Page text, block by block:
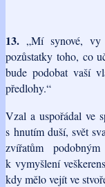
13. „Mí synové,
pozůstatky toho, co
bude podobat vaší
předlohy.“
Vzal a uspořádal ve
s hnutím duší, svět
zvířatům
k vymyšlení
kdy mělo vejít ve